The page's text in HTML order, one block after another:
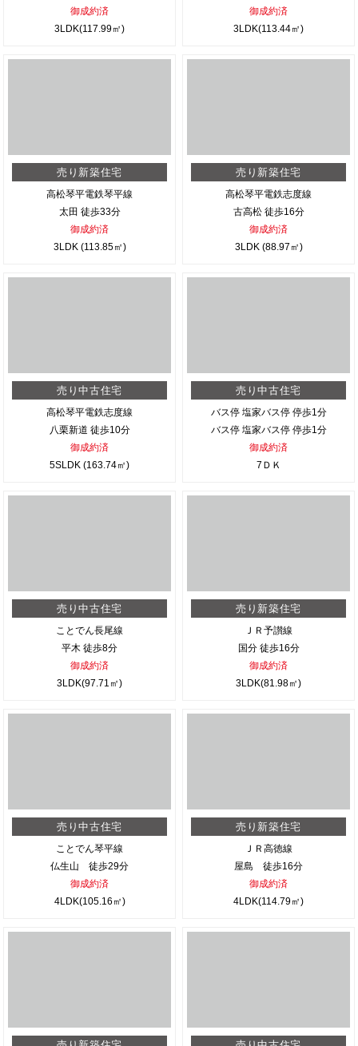
御成約済
3LDK(117.99㎡)
御成約済
3LDK(113.44㎡)
売り新築住宅
高松琴平電鉄琴平線
太田 徒歩33分
御成約済
3LDK (113.85㎡)
売り新築住宅
高松琴平電鉄志度線
古高松 徒歩16分
御成約済
3LDK (88.97㎡)
売り中古住宅
高松琴平電鉄志度線
八栗新道 徒歩10分
御成約済
5SLDK (163.74㎡)
売り中古住宅
バス停 塩家バス停 停歩1分
バス停 塩家バス停 停歩1分
御成約済
7ＤＫ
売り中古住宅
ことでん長尾線
平木 徒歩8分
御成約済
3LDK(97.71㎡)
売り新築住宅
ＪＲ予讃線
国分 徒歩16分
御成約済
3LDK(81.98㎡)
売り中古住宅
ことでん琴平線
仏生山 徒歩29分
御成約済
4LDK(105.16㎡)
売り新築住宅
ＪＲ高徳線
屋島 徒歩16分
御成約済
4LDK(114.79㎡)